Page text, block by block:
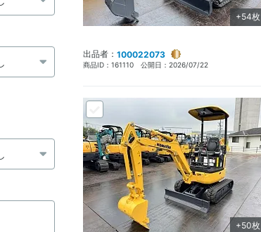
+54枚
出品者： 100022073
商品ID： 161110 公開日： 2026/07/22
+50枚